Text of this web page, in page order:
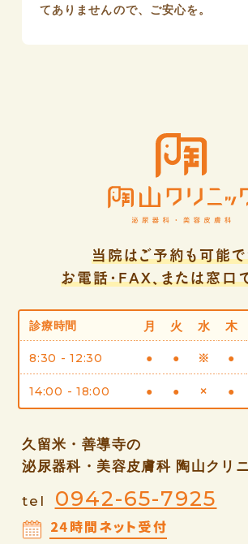
てありませんので、ご安心を。
当院はご予約も可能で
お電話・FAX、または窓口
診療時間 月 火 水 木
8:30 - 12:30 ● ● ※ ●
14:00 - 18:00 ● ● × ●
久留米・善導寺の
泌尿器科・美容皮膚科 陶山クリ
tel 0942-65-7925